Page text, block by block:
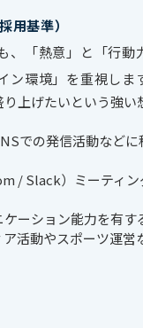
用基準）
、「熱意」と「行動
ン環境」を重視しま
り上げたいという強
での発信活動など
/ Slack）ミーティ
ケーション能力を有す
活動やスポーツ運営